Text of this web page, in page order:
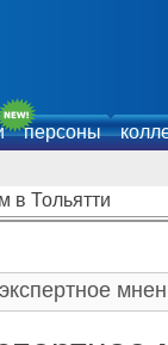
персоны
в Тольятти